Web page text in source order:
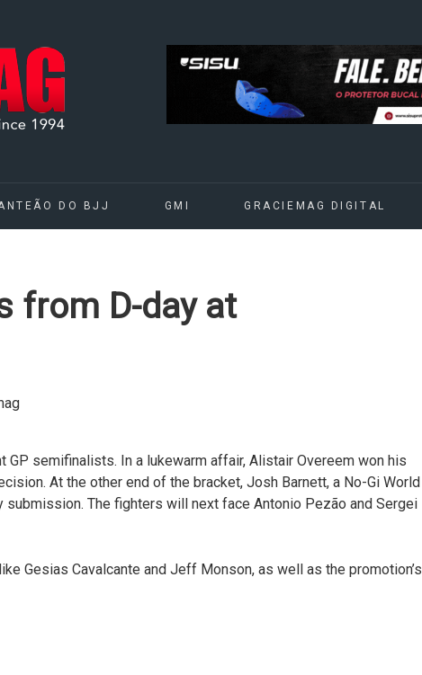
DO BJJ GMI GRACIEMAG DIGITAL
from D-day at
GP semifinalists. In a lukewarm affair, Alistair Overeem won his
At the other end of the bracket, Josh Barnett, a No-Gi World
submission. The fighters will next face Antonio Pezão and Sergei
Gesias Cavalcante and Jeff Monson, as well as the promotion’s